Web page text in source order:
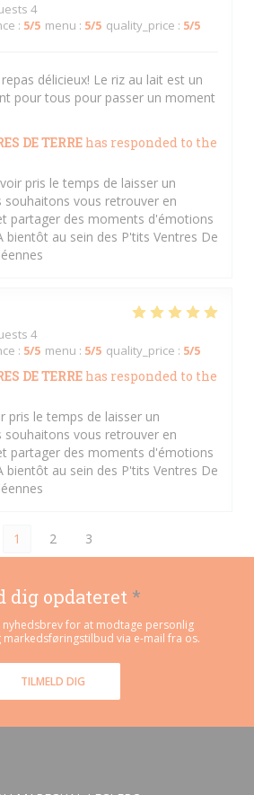
4
: 5/5 menu : 5/5 quality_price : 5/5
délicieux! Le riz au lait est un
pour tous pour passer un moment
DE TERRE has responded to the
pris le temps de laisser un
vous retrouver en
partager des moments d'émotions
bientôt au sein des P'tits Ventres De
4
: 5/5 menu : 5/5 quality_price : 5/5
DE TERRE has responded to the
pris le temps de laisser un
vous retrouver en
partager des moments d'émotions
bientôt au sein des P'tits Ventres De
1 2 3
dig opdateret *
for at modtage personlig
via e-mail fra os.
TILMELD DIG